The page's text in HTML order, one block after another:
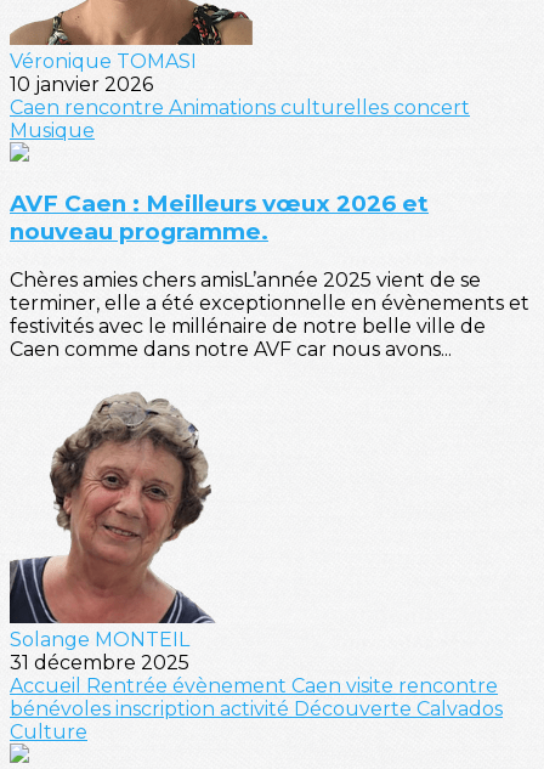
Véronique TOMASI
10 janvier 2026
Caen rencontre Animations culturelles concert
Musique
AVF Caen : Meilleurs vœux 2026 et
nouveau programme.
Chères amies chers amisL’année 2025 vient de se
terminer, elle a été exceptionnelle en évènements et
festivités avec le millénaire de notre belle ville de
Caen comme dans notre AVF car nous avons...
Solange MONTEIL
31 décembre 2025
Accueil Rentrée évènement Caen visite rencontre
bénévoles inscription activité Découverte Calvados
Culture